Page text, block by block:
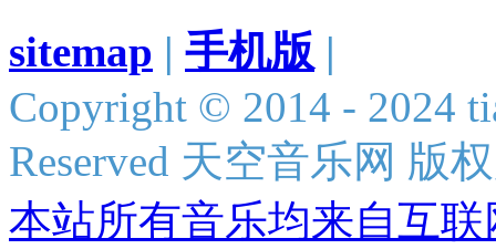
sitemap | 手机版 |
Copyright © 2014 - 2024
Reserved 天空音乐网 版
本站所有音乐均来自互